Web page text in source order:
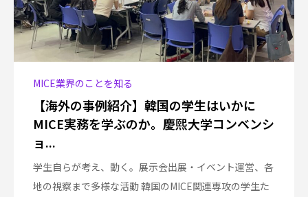
MICE業界のことを知る
【海外の事例紹介】韓国の学生はいかに
MICE実務を学ぶのか。慶煕大学コンベンシ
ョ...
学生自らが考え、動く。展示会出展・イベント運営、各
地の視察まで多様な活動 韓国のMICE関連専攻の学生た